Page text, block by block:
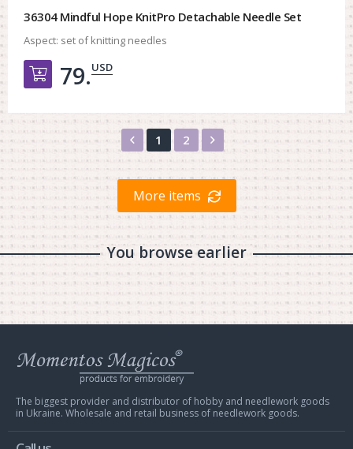
36304 Mindful Hope KnitPro Detachable Needle Set
Aspect: set of knitting needles
Добавить в корзину
79.USD
Назад
1 2 Вперед
More items
You browse earlier
Web
store
Mit
The biggest provider and distributor of hobby and needlework goods
in Ukraine. Wholesale and retail business of needlework goods.